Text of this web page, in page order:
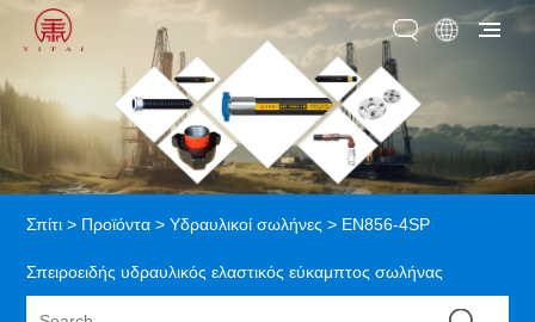
Σπίτι > Προϊόντα >Υδραυλικοί σωλήνες > EN856-4SP
Σπειροειδής υδραυλικός ελαστικός εύκαμπτος σωλήνας